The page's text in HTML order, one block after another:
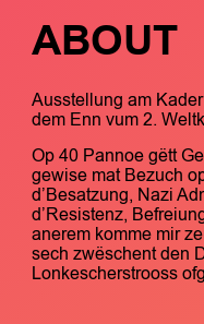
ABOUT
Ausstellung am
dem Enn vum 2.
Op 40 Pannoe gëtt
gewise mat Bezuch
d’Besatzung, Nazi
d’Resistenz,
anerem komme mir
sech zwëschent den
Lonkescherstrooss